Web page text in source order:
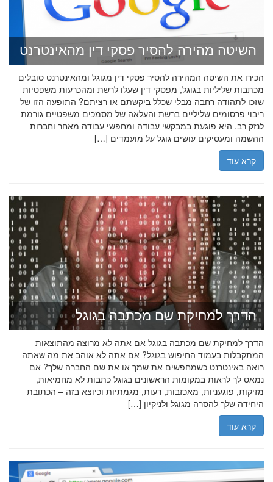
השיטה מהירה להסיר פסקי דין מהאינטרנט
הכירו את השיטה המהירה להסיר פסקי דין מגוגל ומהאינטרנט סובלים
מכתבות שליליות בגוגל, מפסקי דין שעלו לרשת ומהכרעות משפטיות
שזכו לתהודה רחבה מבלי שכלל ביקשתם או רציתם? התופעה הזו של
ריבוי פרסומים שליליים ברשת והעלאה של מסמכים משפטיים גורמת
לנזק רב. היא פוגעת במבקשי עבודה ומחפשי עבודה מאחר וחברות
ההשמה ומעסיקים עושים גוגל על מועמדים […]
קרא עוד
הדרך למחיקת שם מכתבה בגוגל
הדרך למחיקת שם מכתבה בגוגל אם אתה לא מרוצה מהתוצאות
המתקבלות בעמוד החיפוש בגוגל? אם אתה לא אוהב את מה שאתה
רואה באינטרנט כשמחפשים את שמך או את שם החברה שלך? אם
נמאס לך לראות במקומות הראשונים בגוגל כתבות לא מחמיאות,
מזיקות, פוגעניות, מאכזבות, רעות, מגמתיות וכיוצא בזה – הכתובת
היחידה שלך להסרה מגוגל ולניקיון […]
קרא עוד